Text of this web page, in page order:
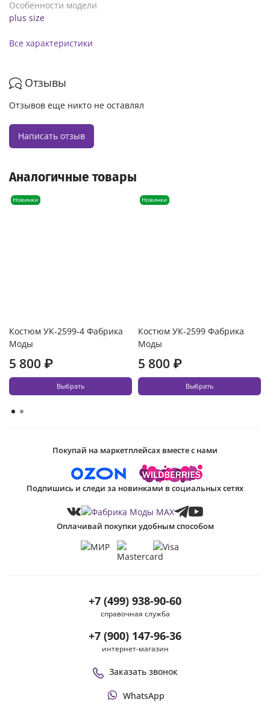
Особенности модели
plus size
Все характеристики
Отзывы
Отзывов еще никто не оставлял
Написать отзыв
Аналогичные товары
Новинки
Костюм УК-2599-4 Фабрика
Моды
5 800 ₽
Выбрать
Новинки
Костюм УК-2599 Фабрика
Моды
5 800 ₽
Выбрать
+7 (499) 938-90-60
справочная служба
+7 (900) 147-96-36
интернет-магазин
Заказать звонок
WhatsApp
Покупай на маркетплейсах вместе с нами
Подпишись и следи за новинками в социальных сетях
Оплачивай покупки удобным способом